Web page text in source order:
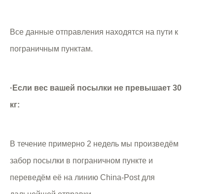
Все данные отправления находятся на пути к
пограничным пунктам.
·Если вес вашей посылки не превышает 30
кг:
В течение примерно 2 недель мы произведём
забор посылки в пограничном пункте и
переведём её на линию China-Post для